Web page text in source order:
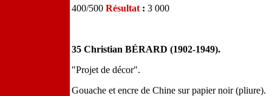
400/500 Résultat : 3 000
35 Christian BÉRARD (1902-1949).
"Projet de décor".
Gouache et encre de Chine sur papier noir (pliure).